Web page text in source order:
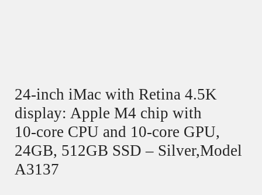
24-inch iMac with Retina 4.5K
display: Apple M4 chip with
10‑core CPU and 10‑core GPU,
24GB, 512GB SSD – Silver,Model
A3137